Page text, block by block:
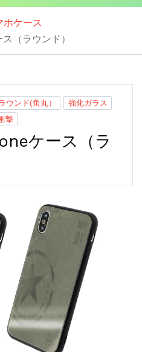
ホケース
（ラウンド）
ウンド(角丸）
強化ガラス
撃
ケース（ラ